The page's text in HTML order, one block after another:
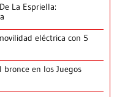
La Espriella:
eléctrica con 5
bronce en los Juegos